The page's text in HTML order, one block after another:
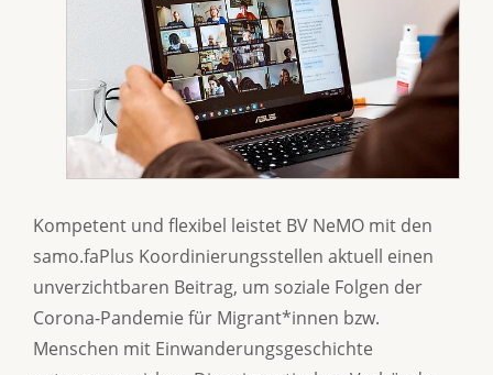
Kompetent und flexibel leistet BV NeMO mit den
samo.faPlus Koordinierungsstellen aktuell einen
unverzichtbaren Beitrag, um soziale Folgen der
Corona-Pandemie für Migrant*innen bzw.
Menschen mit Einwanderungsgeschichte